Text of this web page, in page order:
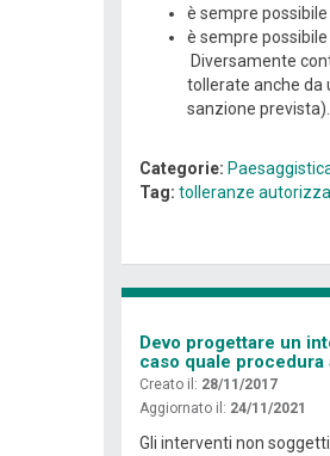
è sempre
è sempre
Diversamente
tollerate anche da
sanzione prevista).
Categorie:
Tag: tolleranze
Devo progettare un
caso quale
Creato il: 28/11/2017
Aggiornato il: 24/11/2021
Gli interventi non